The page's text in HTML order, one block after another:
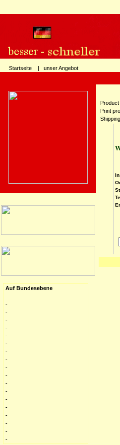
Startseite | unser Angebot
Auf Bundesebene
-
-
-
-
-
-
-
-
-
-
-
-
-
-
-
-
-
-
Print